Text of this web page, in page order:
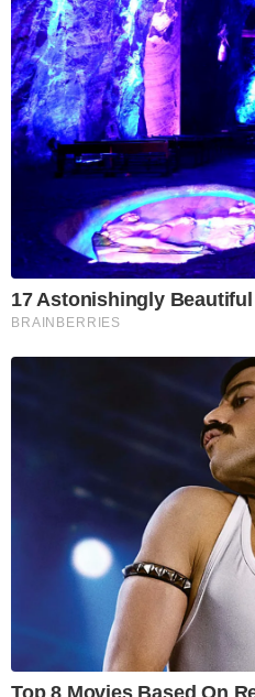
17 Astonishingly
BRAINBERRIES
Top 8 Movies Based On